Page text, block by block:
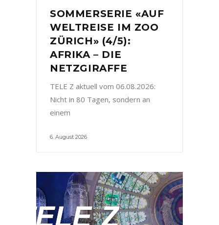
SOMMERSERIE «AUF
WELTREISE IM ZOO
ZÜRICH» (4/5):
AFRIKA – DIE
NETZGIRAFFE
TELE Z aktuell vom 06.08.2026:
Nicht in 80 Tagen, sondern an
einem
6. August 2026